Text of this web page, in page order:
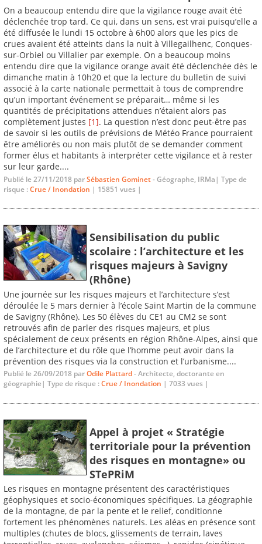
On a beaucoup entendu dire que la vigilance rouge avait été
déclenchée trop tard. Ce qui, dans un sens, est vrai puisqu’elle a
été diffusée le lundi 15 octobre à 6h00 alors que les pics de
crues avaient été atteints dans la nuit à Villegailhenc, Conques-
sur-Orbiel ou Villalier par exemple. On a beaucoup moins
entendu dire que la vigilance orange avait été déclenchée dès le
dimanche matin à 10h20 et que la lecture du bulletin de suivi
associé à la carte nationale permettait à tous de comprendre
qu’un important événement se préparait… même si les
quantités de précipitations attendues n’étaient alors pas
complètement justes [1]. La question n’est donc peut-être pas
de savoir si les outils de prévisions de Météo France pourraient
être améliorés ou non mais plutôt de se demander comment
former élus et habitants à interpréter cette vigilance et à rester
sur leur garde....
Publié le 27/11/2018 parSébastien Gominet- Géographe, IRMa| Type de
risque :Crue / Inondation | 15851 vues |
Sensibilisation du public
scolaire : l’architecture et les
risques majeurs à Savigny
(Rhône)
Une journée sur les risques majeurs et l’architecture s’est
déroulée le 5 mars dernier à l’école Saint Martin de la commune
de Savigny (Rhône). Les 50 élèves du CE1 au CM2 se sont
retrouvés afin de parler des risques majeurs, et plus
spécialement de ceux présents en région Rhône-Alpes, ainsi que
de l’architecture et du rôle que l’homme peut avoir dans la
prévention des risques via la construction et l’urbanisme....
Publié le 26/09/2018 parOdile Plattard- Architecte, doctorante en
géographie| Type de risque :Crue / Inondation | 7033 vues |
Appel à projet « Stratégie
territoriale pour la prévention
des risques en montagne» ou
STePRiM
Les risques en montagne présentent des caractéristiques
géophysiques et socio-économiques spécifiques. La géographie
de la montagne, de par la pente et le relief, conditionne
fortement les phénomènes naturels. Les aléas en présence sont
multiples (chutes de blocs, glissements de terrain, laves